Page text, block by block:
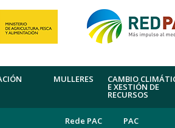
MULLERES CAMBIO
E XESTIÓN DE
RECURSOS
Rede PAC PAC